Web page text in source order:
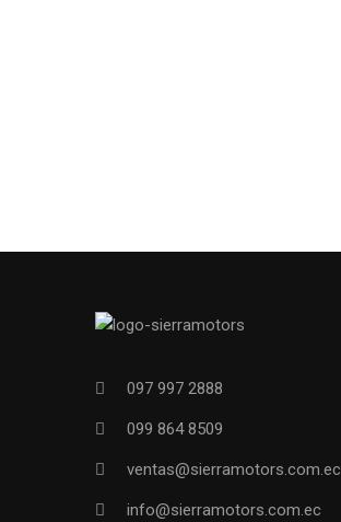
097 997 2888
099 864 8509
ventas@sierramotors.com.ec
info@sierramotors.com.ec